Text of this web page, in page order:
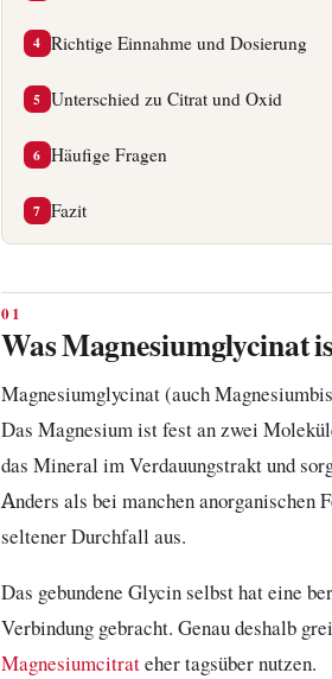
4 Richtige Einnahme und Dosierung
5 Unterschied zu Citrat und Oxid
6 Häufige Fragen
7 Fazit
Was Magnesiumglycinat
Magnesiumglycinat (auch
Das Magnesium ist fest an zwei
das Mineral im Verdauungstrakt und
Anders als bei manchen
seltener Durchfall aus.
Das gebundene Glycin selbst hat eine
Verbindung gebracht. Genau deshalb
Magnesiumcitrateher tagsüber nutzen.